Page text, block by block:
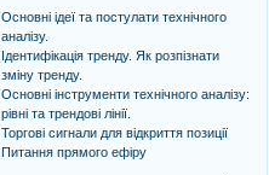
Основні ідеї та постулати технічного
аналізу.
Ідентифікація тренду. Як розпізнати
зміну тренду.
Основні інструменти технічного аналізу:
рівні та трендові лінії.
Торгові сигнали для відкриття позиції
Питання прямого ефіру